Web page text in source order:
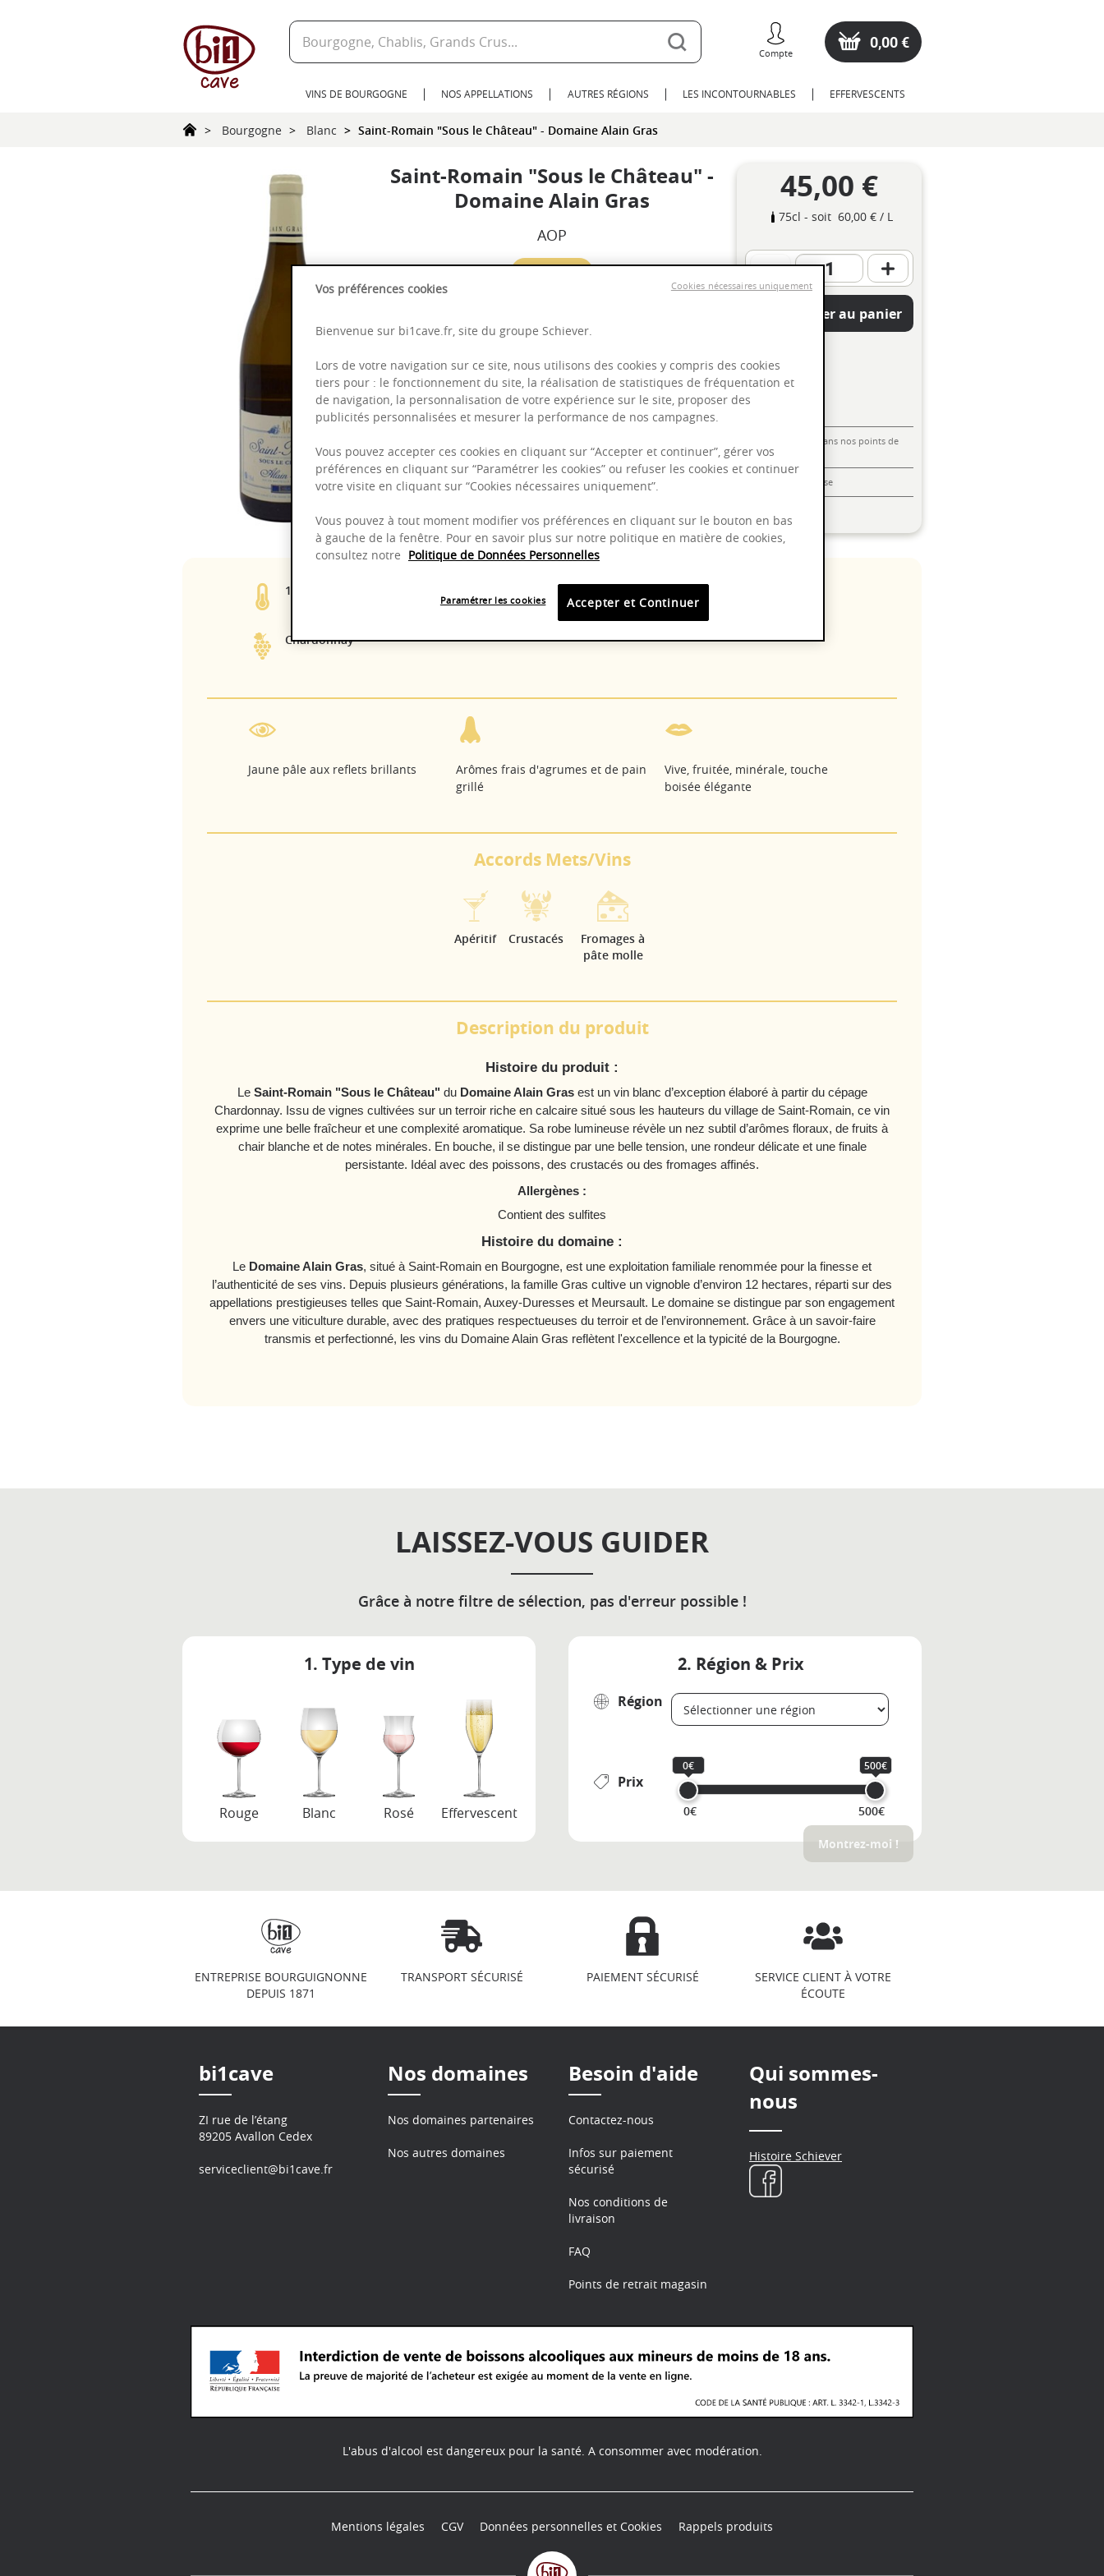
Compte
0,00 €
VINS DE BOURGOGNE NOS APPELLATIONS AUTRES RÉGIONS LES INCONTOURNABLES EFFERVESCENTS
Bourgogne Blanc Saint-Romain "Sous le Château" - Domaine Alain Gras
Saint-Romain "Sous le Château" -
Domaine Alain Gras
AOP
2023
Complexité
Epicé
45,00 €
75cl - soit 60,00 €/ L
Ajouter au panier
Livraison offerte dans nos points de
vente
Emballage anti-casse
13,00% 2025 - 2030
Chardonnay
Jaune pâle aux reflets brillants
Arômes frais d'agrumes et de pain
grillé
Vive, fruitée, minérale, touche
boisée élégante
Accords Mets/Vins
Apéritif Crustacés
Fromages à
pâte molle
Description du produit
Histoire du produit :
Le Saint-Romain "Sous le Château" du Domaine Alain Grasest un vin blanc d’exception élaboré à partir du cépage
Chardonnay. Issu de vignes cultivées sur un terroir riche en calcaire situé sous les hauteurs du village de Saint-Romain, ce vin
exprime une belle fraîcheur et une complexité aromatique. Sa robe lumineuse révèle un nez subtil d’arômes floraux, de fruits à
chair blanche et de notes minérales. En bouche, il se distingue par une belle tension, une rondeur délicate et une finale
persistante. Idéal avec des poissons, des crustacés ou des fromages affinés.
Allergènes :
Contient des sulfites
Histoire du domaine :
Le Domaine Alain Gras, situé à Saint-Romain en Bourgogne, est une exploitation familiale renommée pour la finesse et
l’authenticité de ses vins. Depuis plusieurs générations, la famille Gras cultive un vignoble d’environ 12 hectares, réparti sur des
appellations prestigieuses telles que Saint-Romain, Auxey-Duresses et Meursault. Le domaine se distingue par son engagement
envers une viticulture durable, avec des pratiques respectueuses du terroir et de l’environnement. Grâce à un savoir-faire
transmis et perfectionné, les vins du Domaine Alain Gras reflètent l'excellence et la typicité de la Bourgogne.
LAISSEZ-VOUS GUIDER
Grâce à notre filtre de sélection, pas d'erreur possible !
1. Type de vin
Rouge Blanc Rosé Effervescent
2. Région & Prix
Région
Prix
0€ 500€
0€ 500€
Montrez-moi !
ENTREPRISE BOURGUIGNONNE
DEPUIS 1871
TRANSPORT SÉCURISÉ PAIEMENT SÉCURISÉ
SERVICE CLIENT À VOTRE
ÉCOUTE
bi1cave
ZI rue de l’étang
89205 Avallon Cedex
serviceclient@bi1cave.fr
Nos domaines
Nos domaines partenaires
Nos autres domaines
Besoin d'aide
Contactez-nous
Infos sur paiement
sécurisé
Nos conditions de
livraison
FAQ
Points de retrait magasin
Qui sommes-
nous
Histoire Schiever
L'abus d'alcool est dangereux pour la santé. A consommer avec modération.
Mentions légales CGV Données personnelles et Cookies Rappels produits
Vos préférences cookies
Bienvenue sur bi1cave.fr, site du groupe Schiever.
Lors de votre navigation sur ce site, nous utilisons des cookies y compris des cookies
tiers pour : le fonctionnement du site, la réalisation de statistiques de fréquentation et
de navigation, la personnalisation de votre expérience sur le site, proposer des
publicités personnalisées et mesurer la performance de nos campagnes.
Vous pouvez accepter ces cookies en cliquant sur “Accepter et continuer”, gérer vos
préférences en cliquant sur “Paramétrer les cookies” ou refuser les cookies et continuer
votre visite en cliquant sur “Cookies nécessaires uniquement”.
Vous pouvez à tout moment modifier vos préférences en cliquant sur le bouton en bas
à gauche de la fenêtre. Pour en savoir plus sur notre politique en matière de cookies,
consultez notre Politique de Données Personnelles
Accepter et Continuer
Paramétrer les cookies
Cookies nécessaires uniquement